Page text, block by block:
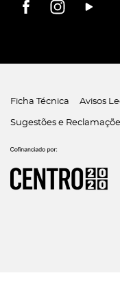
Ficha Técnica Avisos
Sugestões e